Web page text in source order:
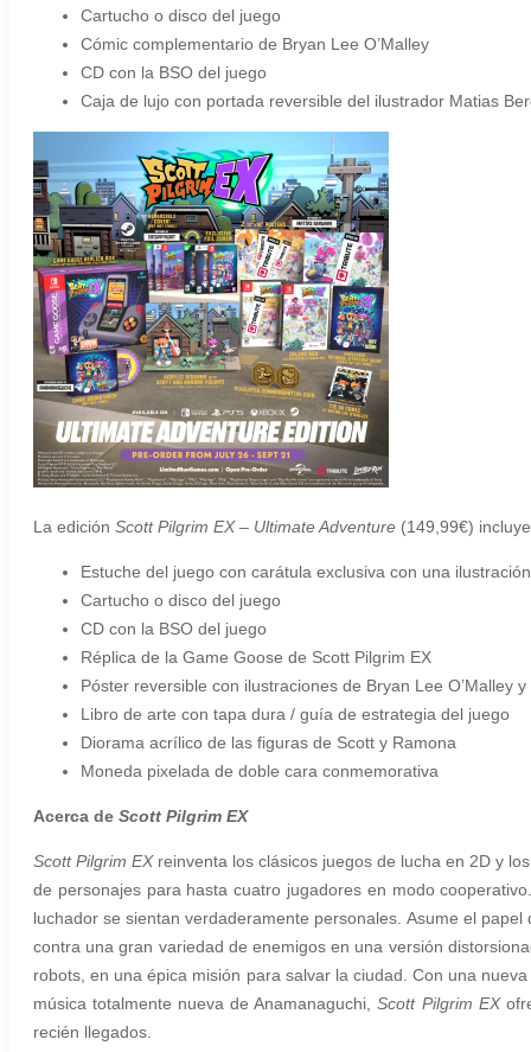
Cartucho o disco del juego
Cómic complementario de Bryan Lee O’Malley
CD con la BSO del juego
Caja de lujo con portada reversible del ilustrador Matias
La edición Scott Pilgrim EX – Ultimate Adventure (149,99€)
Estuche del juego con carátula exclusiva con una
Cartucho o disco del juego
CD con la BSO del juego
Réplica de la Game Goose de Scott Pilgrim EX
Póster reversible con ilustraciones de Bryan Lee O’Malley
Libro de arte con tapa dura / guía de estrategia del juego
Diorama acrílico de las figuras de Scott y Ramona
Moneda pixelada de doble cara conmemorativa
Acerca de Scott Pilgrim EX
Scott Pilgrim EXreinventa los clásicos juegos de lucha en 2D y
de personajes para hasta cuatro jugadores en modo
luchador se sientan verdaderamente personales. Asume el
contra una gran variedad de enemigos en una versión
robots, en una épica misión para salvar la ciudad. Con una
música totalmente nueva de Anamanaguchi, Scott Pilgrim EX
recién llegados.